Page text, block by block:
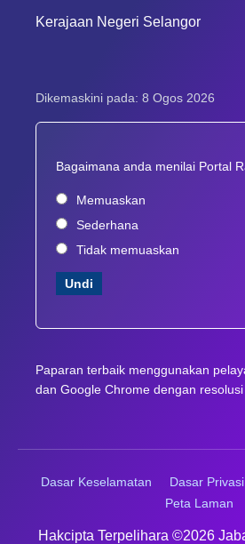
Kerajaan Negeri Selangor
Dikemaskini pada: 8 Ogos 2026
Bagaimana anda menilai Portal
Memuaskan
Sederhana
Tidak memuaskan
Undi
Paparan terbaik menggunakan
dan Google Chrome dengan
Dasar Keselamatan Dasar Privasi
Peta Laman
Dasar Privasi
Hakcipta Terpelihara ©2026